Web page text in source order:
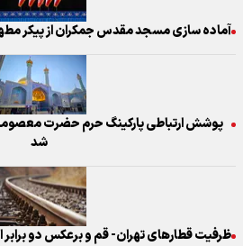
آماده سازی مسجد مقدس جمکران از پیکر
پوشش ارتباطی پارکینگ حرم حضرت
شد
ظرفیت قطارهای تهران- قم و برعکس دو برابر